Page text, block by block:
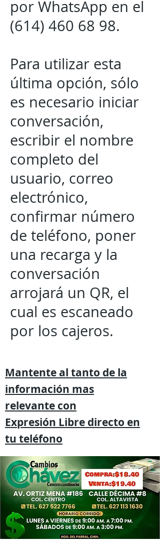
por WhatsApp en el
(614) 460 68 98.
Para utilizar esta
última opción, sólo
es necesario iniciar
conversación,
escribir el nombre
completo del
usuario, correo
electrónico,
confirmar número
de teléfono, poner
una recarga y la
conversación
arrojará un QR, el
cual es escaneado
por los cajeros.
Mantente al tanto de la
información mas
relevante con
Expresión Libre directo en
tu teléfono